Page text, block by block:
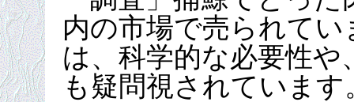
内の市場で売られて
は、科学的な必要性や
も疑問視されています